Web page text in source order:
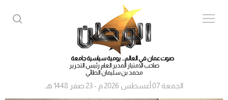
صوت عمان في العالم... يومية سياسية جامعة
صاحب الامتياز المدير العام رئيس التحرير
محمد بن سليمان الطائي
الجمعة 07 أغسطس 2026 م - 23 صفر 1448 هـ